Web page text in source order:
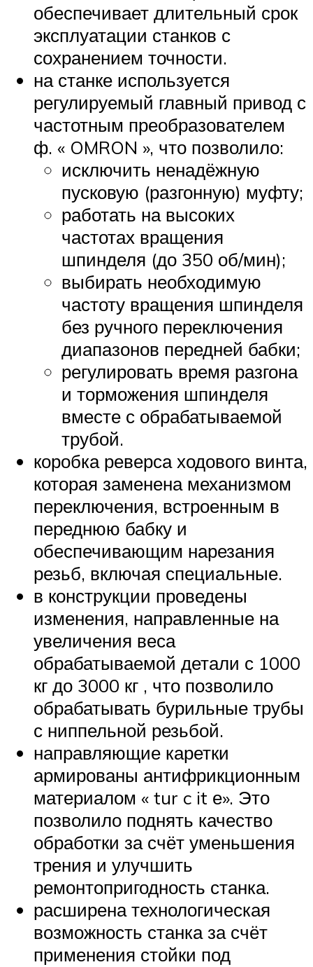
обеспечивает длительный срок
эксплуатации станков с
сохранением точности.
на станке используется
регулируемый главный привод с
частотным преобразователем
ф. « OMRON », что позволило:
исключить ненадёжную
пусковую (разгонную) муфту;
работать на высоких
частотах вращения
шпинделя (до 350 об/мин);
выбирать необходимую
частоту вращения шпинделя
без ручного переключения
диапазонов передней бабки;
регулировать время разгона
и торможения шпинделя
вместе с обрабатываемой
трубой.
коробка реверса ходового винта,
которая заменена механизмом
переключения, встроенным в
переднюю бабку и
обеспечивающим нарезания
резьб, включая специальные.
в конструкции проведены
изменения, направленные на
увеличения веса
обрабатываемой детали с 1000
кг до 3000 кг , что позволило
обрабатывать бурильные трубы
с ниппельной резьбой.
направляющие каретки
армированы антифрикционным
материалом « tur c it е». Это
позволило поднять качество
обработки за счёт уменьшения
трения и улучшить
ремонтопригодность станка.
расширена технологическая
возможность станка за счёт
применения стойки под